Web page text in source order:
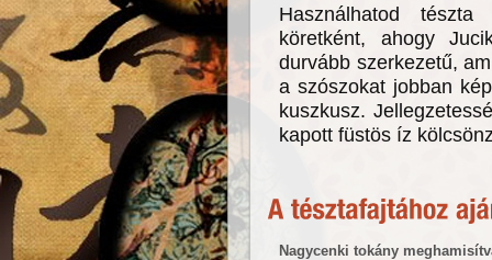
Használhatod tészta
köretként, ahogy
durvább szerkezetű,
a szószokat jobban
kuszkusz.
kapott füstös íz
Nagycenki tokány